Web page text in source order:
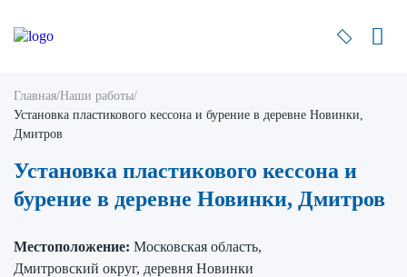
Главная/Наши работы/
Установка пластикового кессона и бурение в деревне Новинки,
Дмитров
Установка пластикового кессона и
бурение в деревне Новинки, Дмитров
Местоположение: Московская область,
Дмитровский округ, деревня Новинки